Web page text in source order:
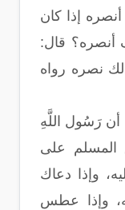
إذا كان
أنصره؟ قال:
نصره رواه
أن رَسُول اللَّهِ
على
وإذا دعاك
وإذا عطس